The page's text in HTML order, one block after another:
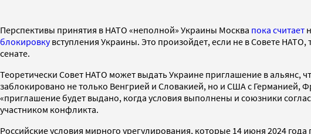
Перспективы принятия в НАТО «неполной» Украины Москва пока считает
блокировкувступления Украины. Это произойдет, если не в Совете
сенате.
Теоретически Совет НАТО может выдать Украине приглашение в альянс,
заблокировано не только Венгрией и Словакией, но и США с Германией,
«приглашение будет выдано, когда условия выполнены и союзники
участником конфликта.
Российские условия мирного урегулирования, которые 14 июня 2024